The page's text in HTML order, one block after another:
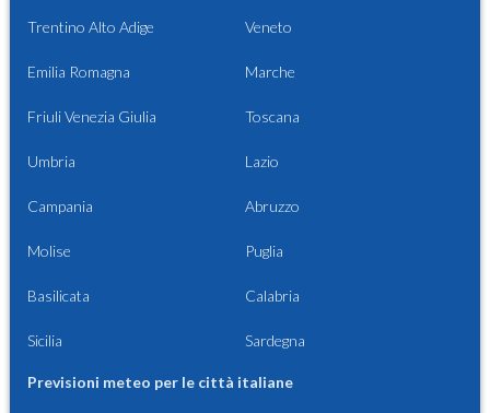
Trentino Alto Adige Veneto
Emilia Romagna Marche
Friuli Venezia Giulia Toscana
Umbria Lazio
Campania Abruzzo
Molise Puglia
Basilicata Calabria
Sicilia Sardegna
Previsioni meteo per le città italiane